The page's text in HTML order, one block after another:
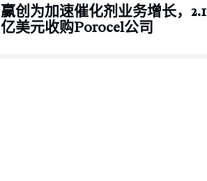
赢创为加速催化剂业务增长，2.1
亿美元收购Porocel公司